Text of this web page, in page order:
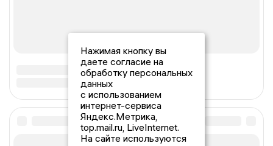
Нажимая кнопку вы
даете согласие на
обработку персональных
данных
с использованием
интернет-сервиса
Яндекс.Метрика,
top.mail.ru, LiveInternet.
На сайте используются